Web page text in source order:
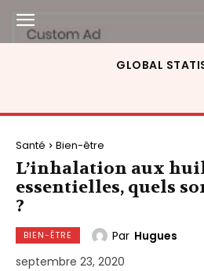
GLOBAL
Santé Bien-être
L’inhalation aux
essentielles, quels
?
BIEN-ÊTRE Par Hugues
septembre 23, 2020